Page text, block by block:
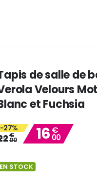
de salle de
Velours
et Fuchsia
-27%
€
00 16 €
00
EN STOCK